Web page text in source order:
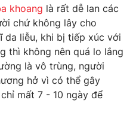
khoang là rất dễ lan các
chứ không lây cho
da liễu, khi bị tiếp xúc với
thì không nên quá lo lắng
là vô trùng, người
hở vì có thể gây
mất 7 - 10 ngày để